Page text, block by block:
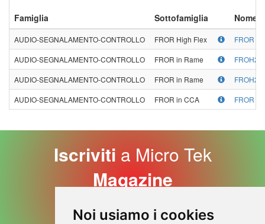
Noi usiamo i cookies
Famiglia Sottofamiglia Nome
AUDIO-SEGNALAMENTO-CONTROLLO FROR High Flex
FROR
AUDIO-SEGNALAMENTO-CONTROLLO
FROR in Rame
AUDIO-SEGNALAMENTO-CONTROLLO
FROR in Rame
AUDIO-SEGNALAMENTO-CONTROLLO
FROR in CCA FROR
Iscriviti a Micro Tek
Magazine
Iscriviti Adesso